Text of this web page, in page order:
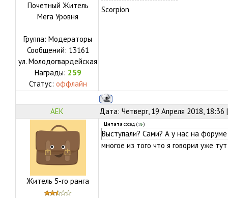
Почетный Житель
Мега Уровня
Группа: Модераторы
Сообщений: 13161
ул. Молодогвардейская
Награды: 259
Статус: оффлайн
Scorpion
АЕК Дата: Четверг, 19 Апреля 2018,
Житель 5-го ранга
Цитата сосед ( )
Выступали? Сами? А у нас на
многое из того что я говорил уже